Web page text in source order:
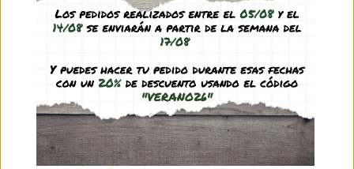
3,65€ (IVA incl.)